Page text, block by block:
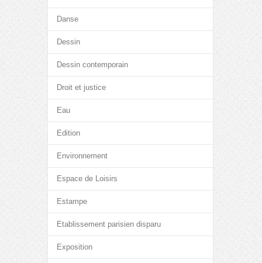
Danse
Dessin
Dessin contemporain
Droit et justice
Eau
Edition
Environnement
Espace de Loisirs
Estampe
Etablissement parisien disparu
Exposition